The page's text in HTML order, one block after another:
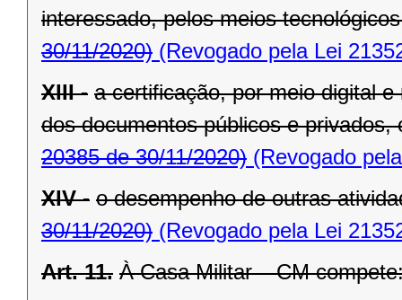
interessado, pelos meios
30/11/2020) (Revogado pela Lei
XIII - a certificação, por meio digital
dos documentos públicos e privados,
20385 de 30/11/2020) (Revogado
XIV - o desempenho de outras
30/11/2020) (Revogado pela Lei
Art. 11. À Casa Militar – CM